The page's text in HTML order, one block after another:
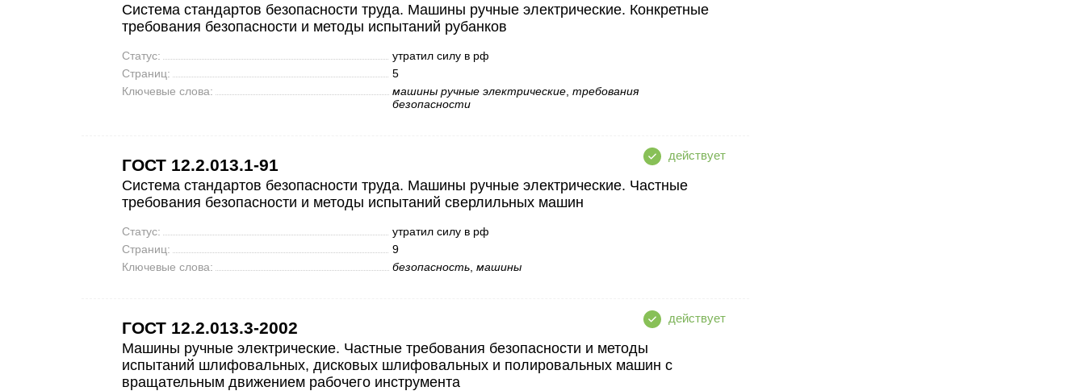
Система стандартов безопасности труда. Машины ручные электрические. Конкретные
требования безопасности и методы испытаний рубанков
Статус:
утратил силу в рф
Страниц:
5
Ключевые слова:
машины ручные электрические, требования
безопасности
ГОСТ 12.2.013.1-91
Система стандартов безопасности труда. Машины ручные электрические. Частные
требования безопасности и методы испытаний сверлильных машин
Статус:
утратил силу в рф
Страниц:
9
Ключевые слова:
безопасность, машины
ГОСТ 12.2.013.3-2002
Машины ручные электрические. Частные требования безопасности и методы
испытаний шлифовальных, дисковых шлифовальных и полировальных машин с
вращательным движением рабочего инструмента